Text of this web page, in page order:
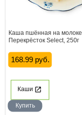
Каша пшённая на молоке
Перекрёсток Select, 250г
168.99 руб.
Каши
Купить